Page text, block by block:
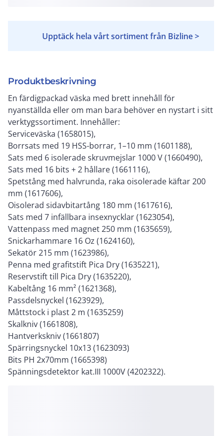
Upptäck hela vårt sortiment från Bizline >
Produktbeskrivning
En färdigpackad väska med brett innehåll för
nyanställda eller om man bara behöver en nystart i sitt
verktygssortiment. Innehåller:
Serviceväska (1658015),
Borrsats med 19 HSS-borrar, 1–10 mm (1601188),
Sats med 6 isolerade skruvmejslar 1000 V (1660490),
Sats med 16 bits + 2 hållare (1661116),
Spetstång med halvrunda, raka oisolerade käftar 200
mm (1617606),
Oisolerad sidavbitartång 180 mm (1617616),
Sats med 7 infällbara insexnycklar (1623054),
Vattenpass med magnet 250 mm (1635659),
Snickarhammare 16 Oz (1624160),
Sekatör 215 mm (1623986),
Penna med grafitstift Pica Dry (1635221),
Reservstift till Pica Dry (1635220),
Kabeltång 16 mm² (1621368),
Passdelsnyckel (1623929),
Måttstock i plast 2 m (1635259)
Skalkniv (1661808),
Hantverkskniv (1661807)
Spärringsnyckel 10x13 (1623093)
Bits PH 2x70mm (1665398)
Spänningsdetektor kat.III 1000V (4202322).